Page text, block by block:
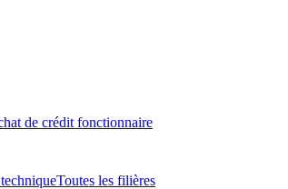
de crédit fonctionnaire
Toutes les filières